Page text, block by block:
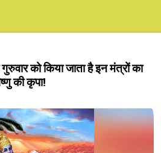
गुरुवार को किया जाता है इन मंत्रों का
की कृपा!